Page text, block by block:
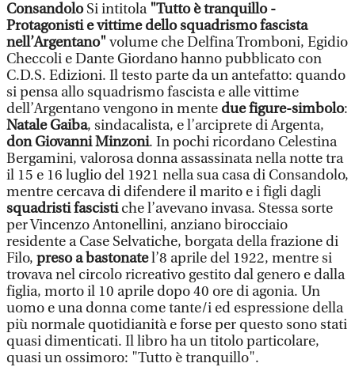
ConsandoloSi intitola"Tutto è tranquillo -
Protagonisti e vittime dello squadrismo fascista
nell’Argentano" volume che Delfina Tromboni, Egidio
Checcoli e Dante Giordano hanno pubblicato con
C.D.S. Edizioni. Il testo parte da un antefatto: quando
si pensa allo squadrismo fascista e alle vittime
dell’Argentano vengono in mente due figure-simbolo:
Natale Gaiba, sindacalista, e l’arciprete di Argenta,
don Giovanni Minzoni. In pochi ricordano Celestina
Bergamini, valorosa donna assassinata nella notte tra
il 15 e 16 luglio del 1921 nella sua casa di Consandolo,
mentre cercava di difendere il marito e i figli dagli
squadristi fascistiche l’avevano invasa. Stessa sorte
per Vincenzo Antonellini, anziano birocciaio
residente a Case Selvatiche, borgata della frazione di
Filo, preso a bastonatel’8 aprile del 1922, mentre si
trovava nel circolo ricreativo gestito dal genero e dalla
figlia, morto il 10 aprile dopo 40 ore di agonia. Un
uomo e una donna come tante/i ed espressione della
più normale quotidianità e forse per questo sono stati
quasi dimenticati. Il libro ha un titolo particolare,
quasi un ossimoro: "Tutto è tranquillo".